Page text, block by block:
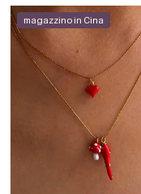
magazzino in Cina